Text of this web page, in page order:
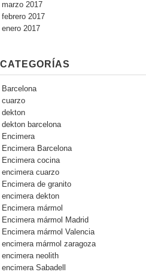
marzo 2017
febrero 2017
enero 2017
CATEGORÍAS
Barcelona
cuarzo
dekton
dekton barcelona
Encimera
Encimera Barcelona
Encimera cocina
encimera cuarzo
Encimera de granito
encimera dekton
Encimera mármol
Encimera mármol Madrid
Encimera mármol Valencia
encimera mármol zaragoza
encimera neolith
encimera Sabadell